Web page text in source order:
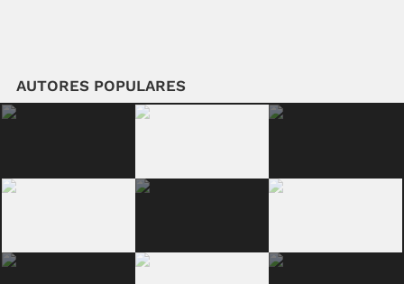
AUTORES POPULARES